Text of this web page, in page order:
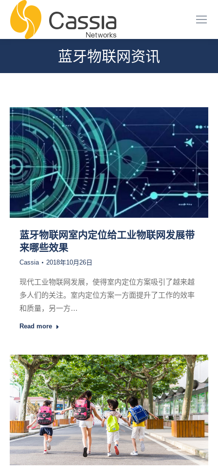
蓝牙物联网资讯
您在这里：
蓝牙物联网室内定位给工业物联网发展带
来哪些效果
Cassia 2018年10月26日
现代工业物联网发展，使得室内定位方案吸引了越来越
多人们的关注。室内定位方案一方面提升了工作的效率
和质量，另一方…
Read more